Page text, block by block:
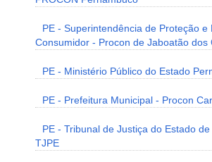
PE - Superintendência de Proteção e
Consumidor - Procon de Jaboatão dos
PE - Ministério Público do Estado
PE - Prefeitura Municipal - Procon
PE - Tribunal de Justiça do Estado
TJPE